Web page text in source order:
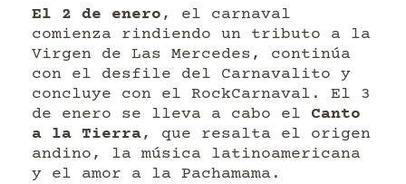
El 2 de enero , el carnaval
comienza rindiendo un tributo a la
Virgen de Las Mercedes, continúa
con el desfile del Carnavalito y
concluye con el RockCarnaval. El 3
de enero se lleva a cabo el Canto
a la Tierra, que resalta el origen
andino, la música latinoamericana
y el amor a la Pachamama.